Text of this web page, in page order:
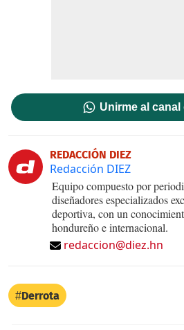
Unirme al
REDACCIÓN DIEZ
Redacción DIEZ
Equipo compuesto por
diseñadores especializados
deportiva, con un
hondureño e internacional.
redaccion@diez.hn
Derrota